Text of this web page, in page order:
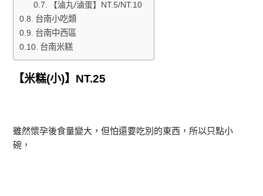
【滷丸/滷蛋】NT.5/NT.10
台南小吃類
台南中西區
台南米糕
【米糕(小)】NT.25
雖然懷孕後食量變大，但怕還要吃別的東西，所以只點小
碗，